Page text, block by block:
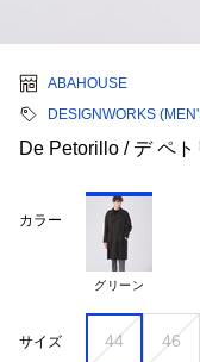
ABAHOUSE
DESIGNWORKS
De Petorillo / デ ペ
カラー
グリーン
サイズ 44 46